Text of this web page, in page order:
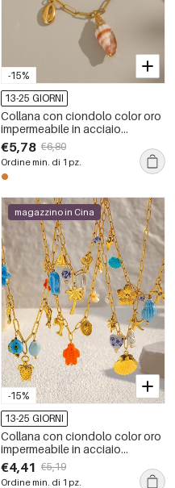
-15%
13-25 GIORNI
Collana con ciondolo color oro
impermeabile in acciaio
inossidabile con conchiglia da
1 pezzo
€5,78 €6,80
Ordine min. di 1 pz.
-15%
magazzino in Cina
13-25 GIORNI
Collana con ciondolo color oro
impermeabile in acciaio
inossidabile con conchiglia da
1 pezzo
€4,41 €5,19
Ordine min. di 1 pz.